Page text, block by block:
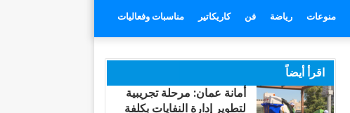
منوعات رياضة فن كاريكاتير مناسبات وفعاليات
اقرأ أيضاً
أمانة عمان: مرحلة تجريبية
لتطوير إدارة النفايات بكلفة